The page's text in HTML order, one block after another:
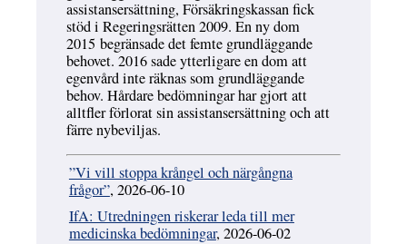
assistansersättning, Försäkringskassan fick
stöd i Regeringsrätten 2009. En ny dom
2015 begränsade det femte grundläggande
behovet. 2016 sade ytterligare en dom att
egenvård inte räknas som grundläggande
behov. Hårdare bedömningar har gjort att
alltfler förlorat sin assistansersättning och att
färre nybeviljas.
”Vi vill stoppa krångel och närgångna
frågor”, 2026-06-10
IfA: Utredningen riskerar leda till mer
medicinska bedömningar, 2026-06-02